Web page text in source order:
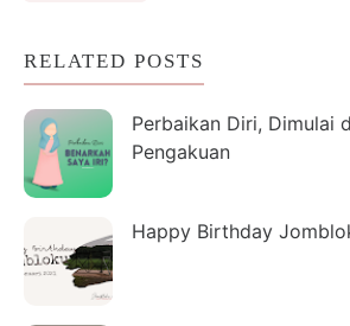
RELATED POSTS
Perbaikan Diri, Dimulai
Pengakuan
Happy Birthday